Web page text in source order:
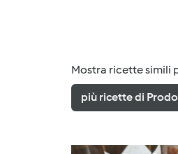
Mostra ricette simili
più ricette di